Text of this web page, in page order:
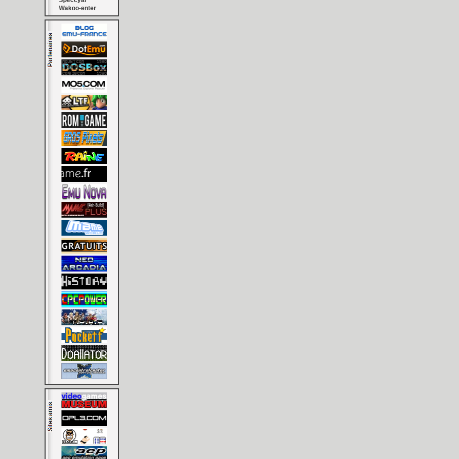
[LS] [PS5] Le WebKit
[GK] Oubliez Crazy Taxi,
[LS] [Switch] NSZ 5.0.0
[GK] No More Room in
[GK] Un chatbot Atelier
[GK] Mémoire cash -
[GK] Nvidia : le prix des
[GK] Suikoden Star Leap
[Mo5] La mini borne
Wakoo-enter